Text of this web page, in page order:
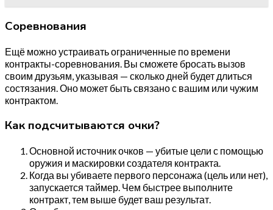
Соревнования
Ещё можно устраивать ограниченные по времени
контракты-соревнования. Вы сможете бросать вызов
своим друзьям, указывая — сколько дней будет длиться
состязания. Оно может быть связано с вашим или чужим
контрактом.
Как подсчитываются очки?
Основной источник очков — убитые цели с помощью
оружия и маскировки создателя контракта.
Когда вы убиваете первого персонажа (цель или нет),
запускается таймер. Чем быстрее выполните
контракт, тем выше будет ваш результат.